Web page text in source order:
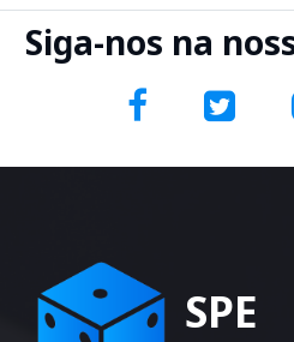
Siga-nos na
SPE